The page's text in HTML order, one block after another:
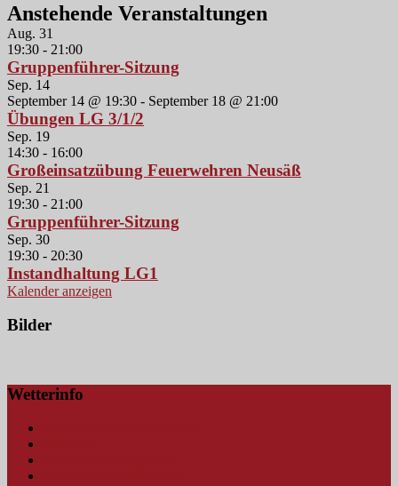
Anstehende Veranstaltungen
Aug. 31
19:30 - 21:00
Gruppenführer-Sitzung
Sep. 14
September 14 @ 19:30 - September 18 @ 21:00
Übungen LG 3/1/2
Sep. 19
14:30 - 16:00
Großeinsatzübung Feuerwehren Neusäß
Sep. 21
19:30 - 21:00
Gruppenführer-Sitzung
Sep. 30
19:30 - 20:30
Instandhaltung LG1
Kalender anzeigen
Bilder
Wetterinfo